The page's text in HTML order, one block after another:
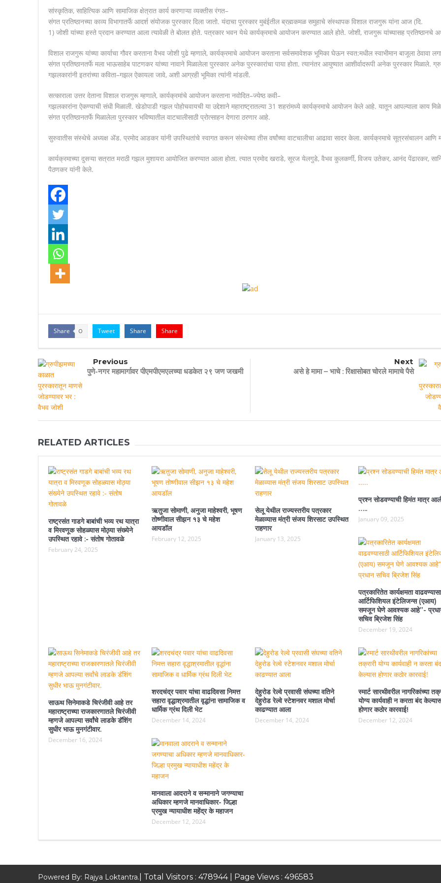
सांस्कृतिक, साहित्यिक आणि सामाजिक क्षेत्रात कार्य करणाऱ्या व्यक्तीस रंगत–
संगत प्रतिष्ठानच्या काव्य विभागातर्फे आदर्श संयोजक पुरस्कार दिला जातो. यंदाचा पुरस्कार मुबंईतील ब्रह्मकमळ समुहाचे संस्थापक विशाल राजगुरू यांना आज(दि.
1) जोशी यांच्या हस्ते प्रदान करण्यात आला त्यावेळी ते बोलत होते. पत्रकार भवन येथे कार्यक्रमाचे आयोजन करण्यात आले होते. जोशी, राजगुरू यांच्यासह प्रतिष्ठानचे
विशाल राजगुरू यांच्या कार्याचा गौवर करताना वैभव जोशी पुढे म्हणाले, कार्यक्रमाचे आयोजन करताना सर्वसमावेशक भूमिका घेऊन स्वत:मधील स्वाभीमान बाजूला ठेवावा
संगत प्रतिष्ठानतर्फे मला भाऊसाहेब पाटणकर यांच्या नावाने मिळालेला पुरस्कार अनेक पुरस्कारांचा पाया होता. त्यानंतर आयुष्यात आशीर्वादरूपी अनेक पुरस्कार मिळाले.
गझलकारांनी इतरांच्या कविता–गझल ऐकायला जावे, अशी आग्रही भूमिका त्यांनी मांडली.
सत्काराला उत्तर देताना विशाल राजगुरू म्हणाले, कार्यक्रमांचे आयोजन करताना नवोदित–ज्येष्ठ कवी–
गझलकारांना ऐकण्याची संधी मिळाली. खेडोपाडी गझल पोहोचवायची या उद्देशाने महाराष्ट्रातल्या31 शहरांमध्ये कार्यक्रमाचे आयोजन केले आहे. यातून आपल्याला काय
संगत प्रतिष्ठानतर्फे मिळालेला पुरस्कार भविष्यातील वाटचालीसाठी प्रोत्साहन देणारा ठरणार आहे.
सुरुवातीस संस्थेचे अध्यक्ष ॲड. प्रमोद आडकर यांनी उपस्थितांचे स्वागत करून संस्थेच्या तीस वर्षांच्या वाटचालीचा आढावा सादर केला. कार्यक्रमाचे सूत्रसंचालन आणि
कार्यक्रमाच्या दुसऱ्या सत्रात मराठी गझल मुशायरा आयोजित करण्यात आला होता. त्यात प्रमोद खराडे, सूरज येलगुडे, वैभव कुलकर्णी, विजय उतेकर, आनंद पेंढारकर,
पैठणकर यांनी केले.
Share 0 Tweet Share Share
Previous
पुणे-नगर महामार्गावर पीएमपीएमएलच्या धडकेत २९ जण जखमी
Next
असे हे मामा – भाचे : रिक्षासोबत चोरले मामाचे पैसे
RELATED ARTICLES
राष्ट्रसंत गाडगे बाबांची भव्य रथ यात्रा
व मिरवणूक सोहळ्यास मोठ्या संख्येने
उपस्थित रहावे :- संतोष गोतावळे
February 24, 2025
ऋतुजा सोमाणी, अनुजा माहेश्वरी, भूषण
तोष्णीवाल सीझन १३ चे महेश
आयडॉल
February 12, 2025
सेलू येथील राज्यस्तरीय पत्रकार
मेळाव्यास मंत्री संजय शिरसाट उपस्थित
राहणार
January 13, 2025
प्रश्न सोडवण्याची हिमंत मात्र
…..
January 09, 2025
पत्रकारितेत कार्यक्षमता
आर्टिफिशियल इंटेलिजन्स (एआय)
समजून घेणे आवश्यक आहे”-
सचिव ब्रिजेश सिंह
December 19, 2024
साऊथ सिनेमाकडे चिरंजीवी आहे तर
महाराष्ट्राच्या राजकारणातले चिरंजीवी
म्हणजे आपल्या सर्वांचे लाडके डॅशिंग
सुधीर भाऊ मुनगंटीवार.
December 16, 2024
शरदचंद्र पवार यांचा वाढदिवसा निमत्त
सहारा वृद्धाश्रमातील वृद्धांना सामाजिक व
धार्मिक ग्रंथ दिली भेट
December 14, 2024
देहुरोड रेल्वे प्रवासी संघच्या वतिने
देहुरोड रेल्वे स्टेशनवर मशाल मोर्चा
काढण्यात आला
December 14, 2024
स्मार्ट सारथीवरील नागरिकांच्या
योग्य कार्यवाही न करता बंद केल्यास
होणार कठोर कारवाई!
December 12, 2024
मानवाला आदराने व सन्मानाने जगण्याचा
अधिकार म्हणजे मानवाधिकार- जिल्हा
प्रमुख न्यायाधीश महेंद्र के महाजन
December 12, 2024
Powered By: Rajya Loktantra. | Total Visitors : 478944| Page Views : 496583